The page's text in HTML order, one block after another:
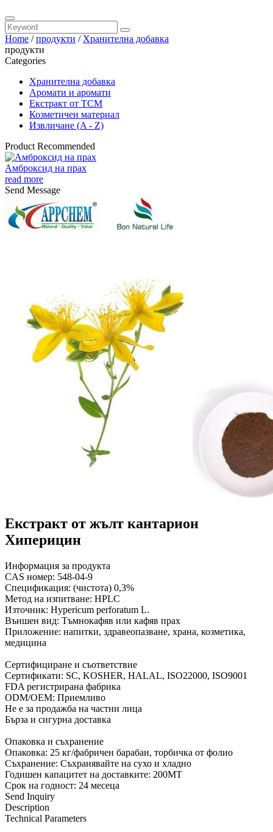
Home /продукти / Хранителна добавка
продукти
Categories
Хранителна добавка
Аромати и аромати
Екстракт от TCM
Козметичен материал
Извличане (A - Z)
Product Recommended
Амброксид на прах
read more
Send Message
Екстракт от жълт кантарион
Хиперицин
Информация за продукта
CAS номер: 548-04-9
Спецификация: (чистота) 0,3%
Метод на изпитване: HPLC
Източник: Hypericum perforatum L.
Външен вид: Тъмнокафяв или кафяв прах
Приложение: напитки, здравеопазване, храна, козметика,
медицина
Сертифициране и съответствие
Сертификати: SC, KOSHER, HALAL, ISO22000, ISO9001
FDA регистрирана фабрика
ODM/OEM: Приемливо
Не е за продажба на частни лица
Бърза и сигурна доставка
Опаковка и съхранение
Опаковка: 25 кг/фабричен барабан, торбичка от фолио
Съхранение: Съхранявайте на сухо и хладно
Годишен капацитет на доставките: 200MT
Срок на годност: 24 месеца
Send Inquiry
Description
Technical Parameters